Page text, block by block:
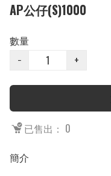
AP公仔(S)1000
數量
−
+
已售出： 0
簡介